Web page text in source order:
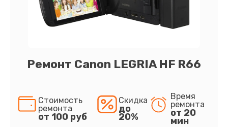
Ремонт Canon LEGRIA HF R66
Стоимость
ремонта
от 100 руб
Скидка
до
20%
Время
ремонта
от 20
мин